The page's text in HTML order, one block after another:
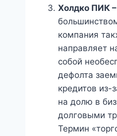
Холдко ПИК –
компания
направляет
собой
дефолта
кредитов из-
на долю в
долговыми
Термин